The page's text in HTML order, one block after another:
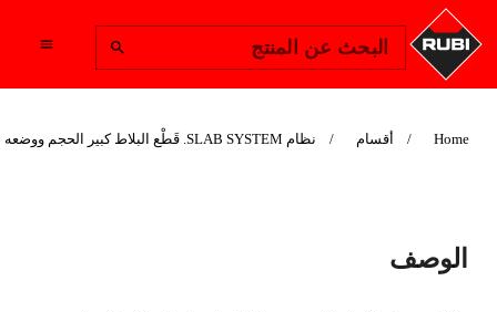
البحث عن المنتج
Home أقسام نظام SLAB SYSTEM. قَطْع البلاط كبير الحجم ووضعه بدقة
طاولة عمل قابلة
للسحب
الوصف